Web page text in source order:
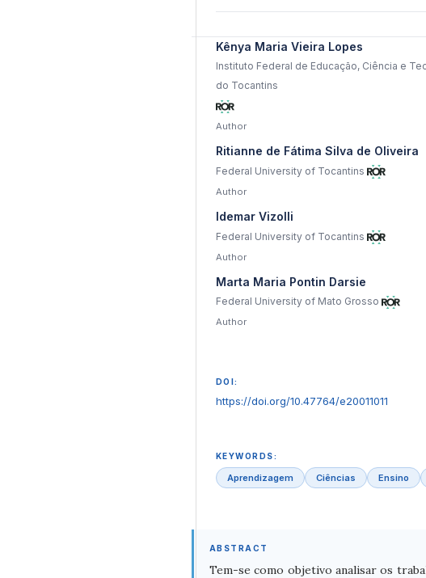
Kênya Maria Vieira Lopes
Instituto Federal de Educação, Ciência e
do Tocantins
Author
Ritianne de Fátima Silva de Oliveira
Federal University of Tocantins
Author
Idemar Vizolli
Federal University of Tocantins
Author
Marta Maria Pontin Darsie
Federal University of Mato Grosso
Author
DOI:
https://doi.org/10.47764/e20011011
KEYWORDS:
Aprendizagem Ciências Ensino
ABSTRACT
Tem-se como objetivo analisar os